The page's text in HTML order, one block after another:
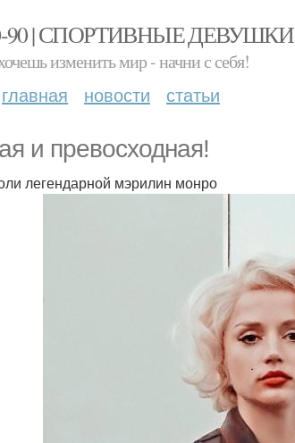
90 | СПОРТИВНЫЕ ДЕВУШКИ
изменить мир - начни с себя!
главная новости статьи
и превосходная!
легендарной мэрилин монро